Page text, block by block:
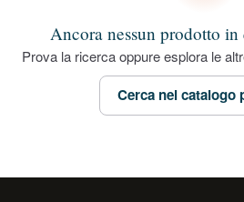
Ancora nessun prodotto in
Prova la ricerca oppure esplora le
Cerca nel catalogo